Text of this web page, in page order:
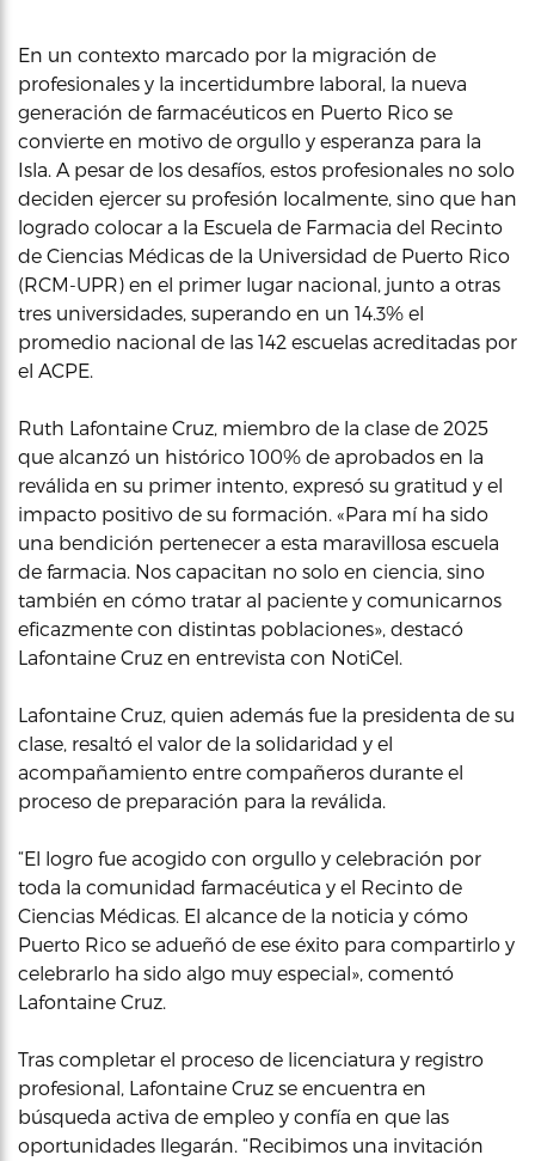
En un contexto marcado por la migración de
profesionales y la incertidumbre laboral, la nueva
generación de farmacéuticos en Puerto Rico se
convierte en motivo de orgullo y esperanza para la
Isla. A pesar de los desafíos, estos profesionales no solo
deciden ejercer su profesión localmente, sino que han
logrado colocar a la Escuela de Farmacia del Recinto
de Ciencias Médicas de la Universidad de Puerto Rico
(RCM-UPR) en el primer lugar nacional, junto a otras
tres universidades, superando en un 14.3% el
promedio nacional de las 142 escuelas acreditadas por
el ACPE.
Ruth Lafontaine Cruz, miembro de la clase de 2025
que alcanzó un histórico 100% de aprobados en la
reválida en su primer intento, expresó su gratitud y el
impacto positivo de su formación. «Para mí ha sido
una bendición pertenecer a esta maravillosa escuela
de farmacia. Nos capacitan no solo en ciencia, sino
también en cómo tratar al paciente y comunicarnos
eficazmente con distintas poblaciones», destacó
Lafontaine Cruz en entrevista con NotiCel.
Lafontaine Cruz, quien además fue la presidenta de su
clase, resaltó el valor de la solidaridad y el
acompañamiento entre compañeros durante el
proceso de preparación para la reválida.
“El logro fue acogido con orgullo y celebración por
toda la comunidad farmacéutica y el Recinto de
Ciencias Médicas. El alcance de la noticia y cómo
Puerto Rico se adueñó de ese éxito para compartirlo y
celebrarlo ha sido algo muy especial», comentó
Lafontaine Cruz.
Tras completar el proceso de licenciatura y registro
profesional, Lafontaine Cruz se encuentra en
búsqueda activa de empleo y confía en que las
oportunidades llegarán. “Recibimos una invitación